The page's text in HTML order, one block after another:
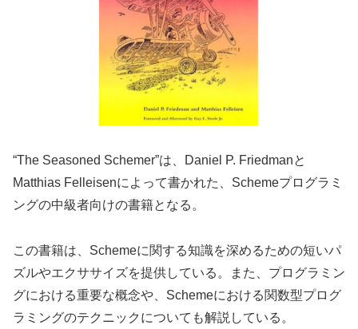
“The Seasoned Schemer”は、Daniel P. Friedmanと
Matthias Felleisenによって書かれた、Schemeプログラミ
ングの中級者向けの書籍となる。
この書籍は、Schemeに関する知識を深めるための短いパ
ズルやエクササイズを提供している。また、プログラミン
グにおける重要な概念や、Schemeにおける関数型プログ
ラミングのテクニックについても解説している。